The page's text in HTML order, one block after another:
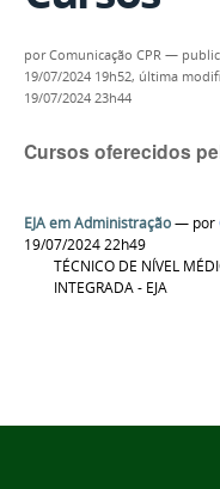
porComunicação CPR —
19/07/2024 19h52, última
19/07/2024 23h44
Cursos oferecidos
EJA em Administração— por
19/07/2024 22h49
TÉCNICO DE NÍVEL
INTEGRADA - EJA